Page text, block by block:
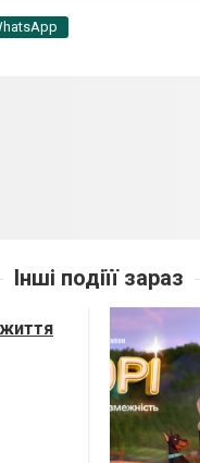
Інші подіїї зараз